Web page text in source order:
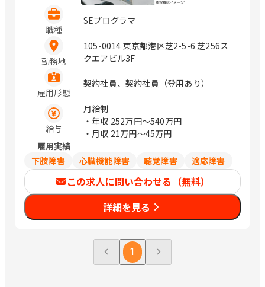
職種
SEプログラマ
勤務地
105-0014 東京都港区芝2-5-6 芝256ス
クエアビル3F
雇用形態
契約社員、契約社員（登用あり）
給与
月給制
・年収 252万円〜540万円
・月収 21万円〜45万円
雇用実績
下肢障害
心臓機能障害 聴覚障害 適応障害
この求人に問い合わせる（無料）
詳細を見る
1